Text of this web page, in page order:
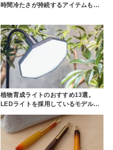
時間冷たさが持続するアイテムも…
植物育成ライトのおすすめ13選。
LEDライトを採用しているモデル…